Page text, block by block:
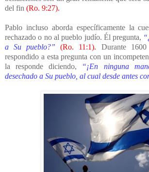
del fin (Ro. 9:27).
Pablo incluso aborda específicamente la
rechazado o no al pueblo judío. Él pregunta,
a Su pueblo?”
(Ro. 11:1). Durante
respondido a esta pregunta con un
la responde diciendo, “¡En ninguna
desechado a Su pueblo, al cual desde antes